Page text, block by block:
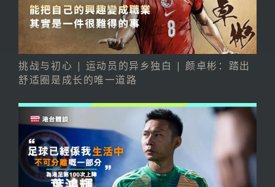
挑战与初心 | 运动员的异乡独白 | 颜卓彬：踏出
舒适圈是成长的唯一道路